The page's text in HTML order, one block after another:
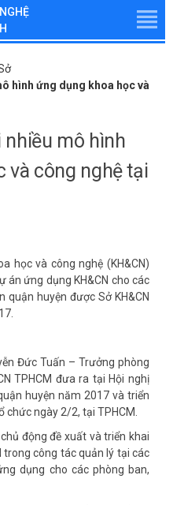
hình ứng dụng khoa học và
nhiều mô hình
và công nghệ tại
học và công nghệ (KH&CN)
án ứng dụng KH&CN cho các
huyện được Sở KH&CN
Đức Tuấn – Trưởng phòng
TPHCM đưa ra tại Hội nghị
huyện năm 2017 và triển
ngày 2/2, tại TPHCM.
động đề xuất và triển khai
trong công tác quản lý tại các
dụng cho các phòng ban,